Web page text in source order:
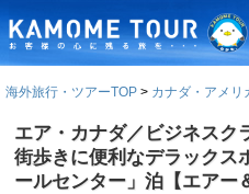
海外旅行・ツアーTOP カナダ・アメリ
エア・カナダ／ビジネス
街歩きに便利なデラックス
ールセンター」泊【エアー